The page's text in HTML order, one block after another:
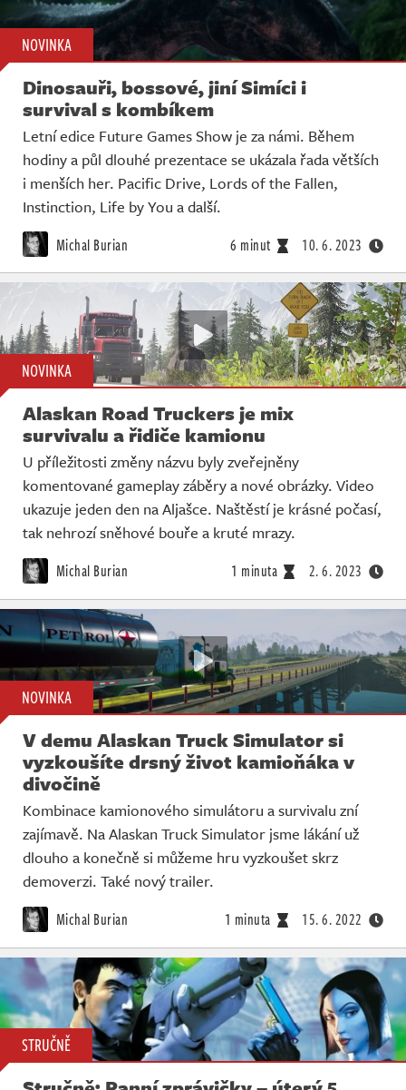
NOVINKA
Dinosauři, bossové, jiní Simíci i
survival s kombíkem
Letní edice Future Games Show je za námi. Během
hodiny a půl dlouhé prezentace se ukázala řada větších
i menších her. Pacific Drive, Lords of the Fallen,
Instinction, Life by You a další.
Michal Burian 6 minut 10. 6. 2023
NOVINKA
Alaskan Road Truckers je mix
survivalu a řidiče kamionu
U příležitosti změny názvu byly zveřejněny
komentované gameplay záběry a nové obrázky. Video
ukazuje jeden den na Aljašce. Naštěstí je krásné počasí,
tak nehrozí sněhové bouře a kruté mrazy.
Michal Burian 1 minuta 2. 6. 2023
NOVINKA
V demu Alaskan Truck Simulator si
vyzkoušíte drsný život kamioňáka v
divočině
Kombinace kamionového simulátoru a survivalu zní
zajímavě. Na Alaskan Truck Simulator jsme lákání už
dlouho a konečně si můžeme hru vyzkoušet skrz
demoverzi. Také nový trailer.
Michal Burian 1 minuta 15. 6. 2022
STRUČNĚ